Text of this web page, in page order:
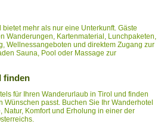
mehr als nur eine Unterkunft. Gäste
Wanderungen, Kartenmaterial, Lunchpaketen,
Wellnessangeboten und direktem Zugang zur
Sauna, Pool oder Massage zur
finden
für Ihren Wanderurlaub in Tirol und finden
Wünschen passt. Buchen Sie Ihr Wanderhotel
Natur, Komfort und Erholung in einer der